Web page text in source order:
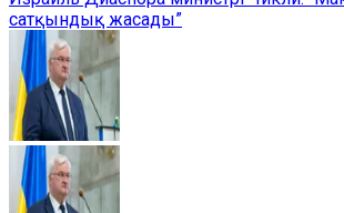
сатқындық жасады”